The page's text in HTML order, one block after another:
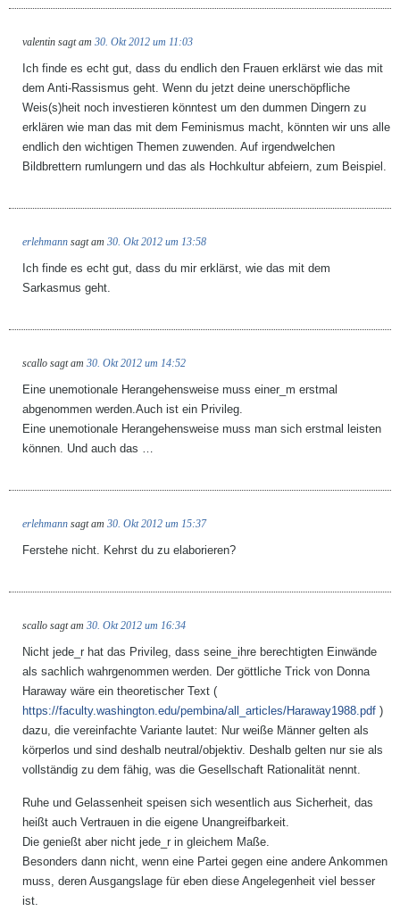
valentin sagt am 30. Okt 2012 um 11:03
Ich finde es echt gut, dass du endlich den Frauen erklärst wie das mit
dem Anti-Rassismus geht. Wenn du jetzt deine unerschöpfliche
Weis(s)heit noch investieren könntest um den dummen Dingern zu
erklären wie man das mit dem Feminismus macht, könnten wir uns alle
endlich den wichtigen Themen zuwenden. Auf irgendwelchen
Bildbrettern rumlungern und das als Hochkultur abfeiern, zum Beispiel.
erlehmann sagt am 30. Okt 2012 um 13:58
Ich finde es echt gut, dass du mir erklärst, wie das mit dem
Sarkasmus geht.
scallo sagt am 30. Okt 2012 um 14:52
Eine unemotionale Herangehensweise muss einer_m erstmal
abgenommen werden.Auch ist ein Privileg.
Eine unemotionale Herangehensweise muss man sich erstmal leisten
können. Und auch das …
erlehmann sagt am 30. Okt 2012 um 15:37
Ferstehe nicht. Kehrst du zu elaborieren?
scallo sagt am 30. Okt 2012 um 16:34
Nicht jede_r hat das Privileg, dass seine_ihre berechtigten Einwände
als sachlich wahrgenommen werden. Der göttliche Trick von Donna
Haraway wäre ein theoretischer Text (
https://faculty.washington.edu/pembina/all_articles/Haraway1988.pdf )
dazu, die vereinfachte Variante lautet: Nur weiße Männer gelten als
körperlos und sind deshalb neutral/objektiv. Deshalb gelten nur sie als
vollständig zu dem fähig, was die Gesellschaft Rationalität nennt.
Ruhe und Gelassenheit speisen sich wesentlich aus Sicherheit, das
heißt auch Vertrauen in die eigene Unangreifbarkeit.
Die genießt aber nicht jede_r in gleichem Maße.
Besonders dann nicht, wenn eine Partei gegen eine andere Ankommen
muss, deren Ausgangslage für eben diese Angelegenheit viel besser
ist.